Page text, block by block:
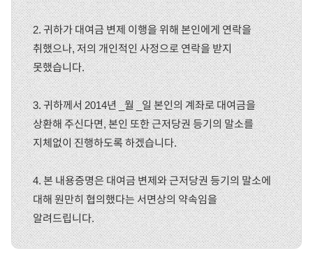
2. 귀하가 대여금 변제 이행을 위해 본인에게 연락을
취했으나, 저의 개인적인 사정으로 연락을 받지
못했습니다.
3. 귀하께서 2014년 _월 _일 본인의 계좌로 대여금을
상환해 주신다면, 본인 또한 근저당권 등기의 말소를
지체없이 진행하도록 하겠습니다.
4. 본 내용증명은 대여금 변제와 근저당권 등기의 말소에
대해 원만히 협의했다는 서면상의 약속임을
알려드립니다.